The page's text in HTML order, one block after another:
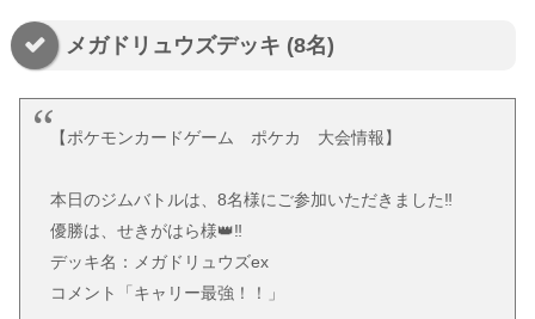
メガドリュウズデッキ (8名)
【ポケモンカードゲーム ポケカ 大会情報】
本日のジムバトルは、8名様にご参加いただきました‼️
優勝は、せきがはら様👑‼️
デッキ名：メガドリュウズex
コメント「キャリー最強！！」